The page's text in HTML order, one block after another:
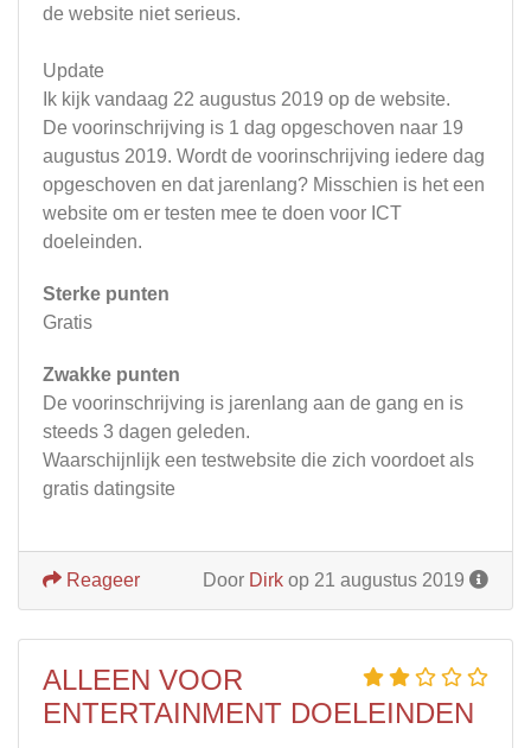
de website niet serieus.
Update
Ik kijk vandaag 22 augustus 2019 op de website.
De voorinschrijving is 1 dag opgeschoven naar 19
augustus 2019. Wordt de voorinschrijving iedere dag
opgeschoven en dat jarenlang? Misschien is het een
website om er testen mee te doen voor ICT
doeleinden.
Sterke punten
Gratis
Zwakke punten
De voorinschrijving is jarenlang aan de gang en is
steeds 3 dagen geleden.
Waarschijnlijk een testwebsite die zich voordoet als
gratis datingsite
Door Dirk op 21 augustus 2019
Reageer
ALLEEN VOOR
ENTERTAINMENT DOELEINDEN